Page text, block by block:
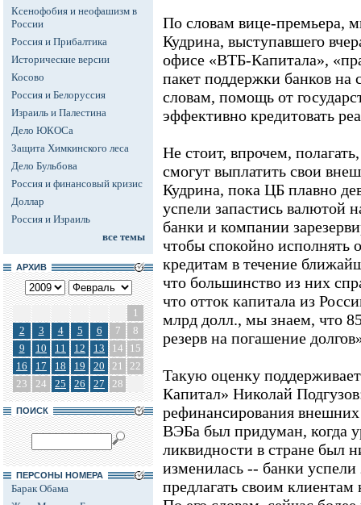
Ксенофобия и неофашизм в
России
Россия и Прибалтика
Исторические версии
Косово
Россия и Белоруссия
Израиль и Палестина
Дело ЮКОСа
Защита Химкинского леса
Дело Бульбова
Россия и финансовый кризис
Доллар
Россия и Израиль
все темы
АРХИВ
1
2
3 4 5 6 7
8
9
10 11 12 13 14
15
16
17 18 19 20 21
22
23
24 25 26 27 28
ПОИСК
ПЕРСОНЫ НОМЕРА
Барак Обама
По словам вице-премьера,
Кудрина, выступавшего
офисе «ВТБ-Капитала»,
пакет поддержки банков
словам, помощь от
эффективно кредитовать
Не стоит, впрочем,
смогут выплатить свои
Кудрина, пока ЦБ плавно
успели запастись валютой
банки и компании
чтобы спокойно исполнять
кредитам в течение
что большинство из них
что отток капитала из
млрд долл., мы знаем, что
резерв на погашение
Такую оценку
Капитал» Николай
рефинансирования
ВЭБа был придуман, когда
ликвидности в стране был
изменилась -- банки
предлагать своим